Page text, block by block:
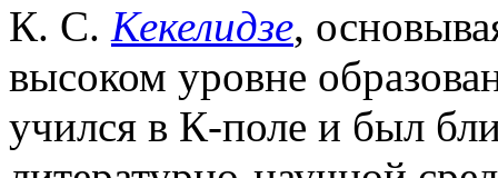
К. С. Кекелидзе,
высоком уровне
учился в К-поле и был